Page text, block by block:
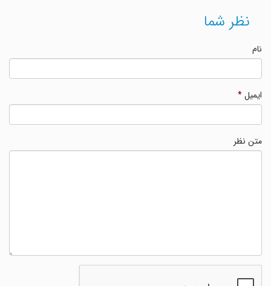
نظر شما
ایمیل*
متن نظر